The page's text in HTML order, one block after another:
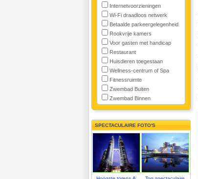
Internetvoorzieningen
Wi-Fi draadloos netwerk
Betaalde parkeergelegenheid
Rookvrije kamers
Voor gasten met handicap
Restaurant
Huisdieren toegestaan
Wellness-centrum of Spa
Fitnessruimte
Zwembad Buiten
Zwembad Binnen
SPECTACULAIRE FOTO'S